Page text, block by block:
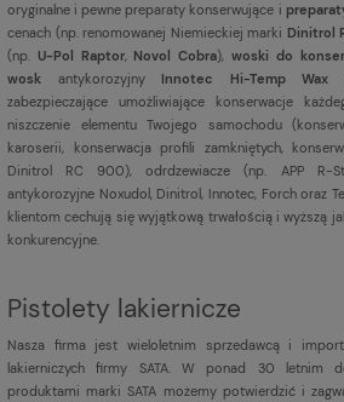
oryginalne i pewne preparaty konserwujące i
cenach (np. renomowanej Niemieckiej marki Dinitrol
(np. U-Pol Raptor, Novol Cobra),woski do
wosk antykorozyjny Innotec Hi-Temp Wax
zabezpieczające umożliwiające konserwacje
niszczenie elementu Twojego samochodu
karoserii, konserwacja profili zamkniętych,
Dinitrol RC 900), odrdzewiacze (np. APP R-
antykorozyjne Noxudol, Dinitrol, Innotec, Forch oraz
klientom cechują się wyjątkową trwałością i wyższą
konkurencyjne.
Pistolety lakiernicze
Nasza firma jest wieloletnim sprzedawcą i
lakierniczych firmy SATA. W ponad 30 letnim
produktami marki SATA możemy potwierdzić i